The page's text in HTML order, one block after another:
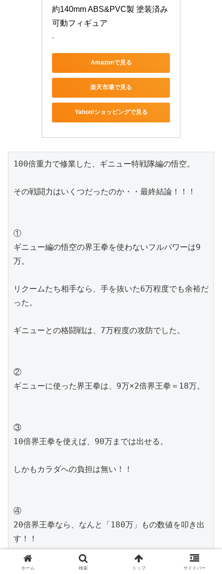
約140mm ABS&PVC製 塗装済み
可動フィギュア
-
Amazonで見る
楽天市場で見る
Yahoo!ショッピングで見る
100倍重力で修業した、ギニュー特戦隊編の悟空。
その戦闘力はいくつだったのか・・最終結論！！！
①
ギニュー編の悟空の界王拳を使わないフルパワーは9
万。
リクームたち相手なら、手を抜いた6万程度でも余裕だ
った。
ギニューとの格闘戦は、7万程度の攻防でした。
②
ギニューに使った界王拳は、9万×2倍界王拳＝18万。
③
10倍界王拳を使えば、90万までは出せる。
しかもカラダへの負担は無い！！
④
20倍界王拳なら、なんと「180万」もの数値を叩き出
す！！
しかし、50%の最終形態フリーザに使った時と同じ
ホーム 検索 トップ サイドバー